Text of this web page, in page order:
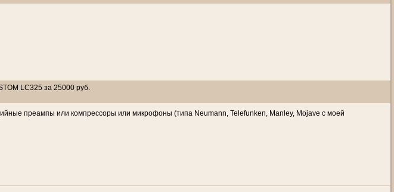
LC325 за 25000 руб.
преампы или компрессоры или микрофоны (типа Neumann, Telefunken, Manley, Mojave с моей